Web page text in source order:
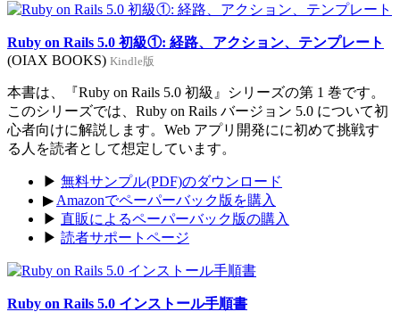
Ruby on Rails 5.0 初級①: 経路、アクション、テンプレート
(OIAX BOOKS) Kindle版
本書は、『Ruby on Rails 5.0 初級』シリーズの第 1 巻です。
このシリーズでは、Ruby on Rails バージョン 5.0 について初
心者向けに解説します。Web アプリ開発にに初めて挑戦す
る人を読者として想定しています。
▶ 無料サンプル(PDF)のダウンロード
▶ Amazonでペーパーバック版を購入
▶ 直販によるペーパーバック版の購入
▶ 読者サポートページ
Ruby on Rails 5.0 インストール手順書